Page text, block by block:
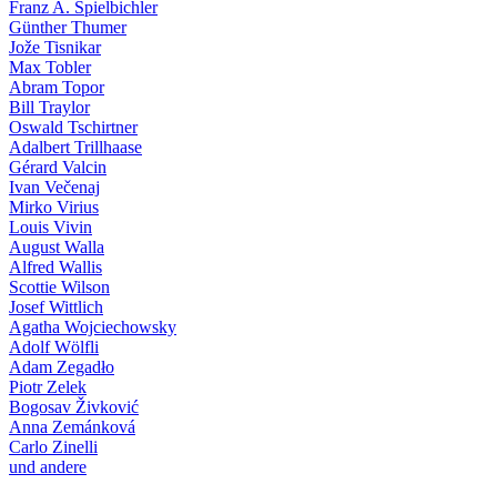
Franz A. Spielbichler
Günther Thumer
Jože Tisnikar
Max Tobler
Abram Topor
Bill Traylor
Oswald Tschirtner
Adalbert Trillhaase
Gérard Valcin
Ivan Večenaj
Mirko Virius
Louis Vivin
August Walla
Alfred Wallis
Scottie Wilson
Josef Wittlich
Agatha Wojciechowsky
Adolf Wölfli
Adam Zegadło
Piotr Zelek
Bogosav Živković
Anna Zemánková
Carlo Zinelli
und andere